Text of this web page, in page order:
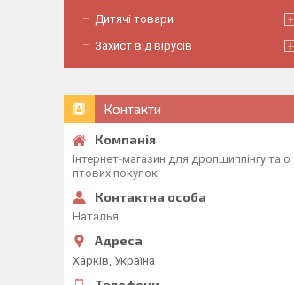
Дитячі товари
Захист від вірусів
Контакти
Інтернет-магазин для дропшиппінгу та о
птових покупок
Наталья
Харків, Україна